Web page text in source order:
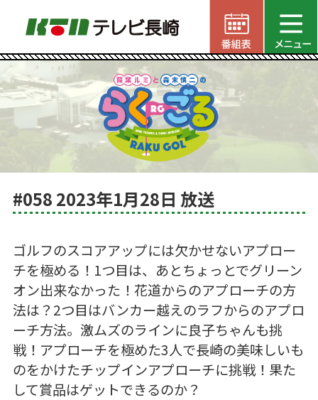
#058 2023年1月28日 放送
ゴルフのスコアアップには欠かせないアプロー
チを極める！1つ目は、あとちょっとでグリーン
オン出来なかった！花道からのアプローチの方
法は？2つ目はバンカー越えのラフからのアプロ
ーチ方法。激ムズのラインに良子ちゃんも挑
戦！アプローチを極めた3人で長崎の美味しいも
のをかけたチップインアプローチに挑戦！果た
して賞品はゲットできるのか？